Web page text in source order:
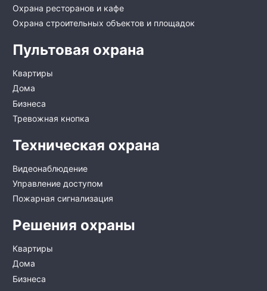
Охрана ресторанов и кафе
Охрана строительных объектов и площадок
Пультовая охрана
Квартиры
Дома
Бизнеса
Тревожная кнопка
Техническая охрана
Видеонаблюдение
Управление доступом
Пожарная сигнализация
Решения охраны
Квартиры
Дома
Бизнеса